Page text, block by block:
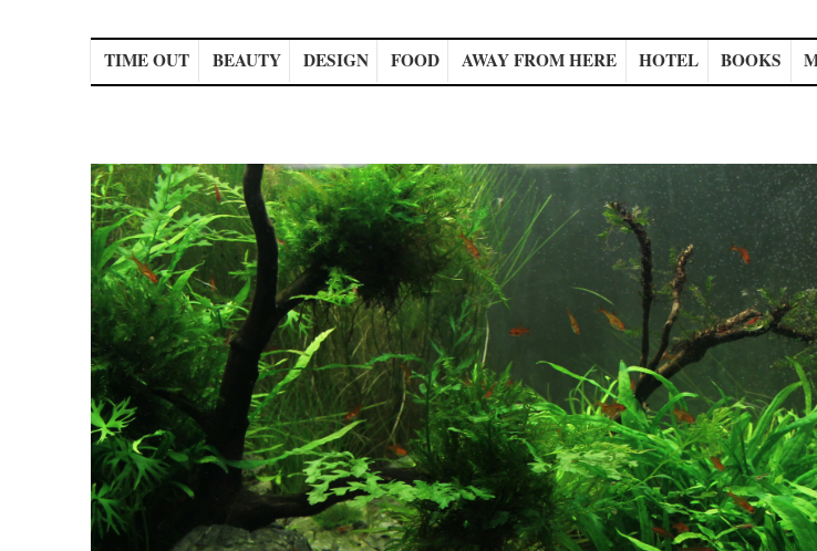
TIME OUT BEAUTY DESIGN FOOD AWAY FROM HERE HOTEL BOOKS
Post navigation